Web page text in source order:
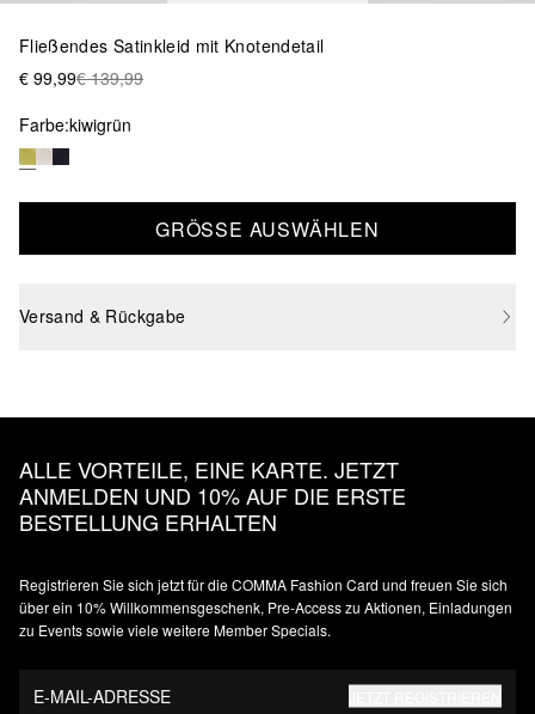
Fließendes Satinkleid mit Knotendetail
€ 99,99€ 139,99
Farbe:kiwigrün
GRÖSSE AUSWÄHLEN
Versand & Rückgabe
ALLE VORTEILE, EINE KARTE. JETZT
ANMELDEN UND 10% AUF DIE ERSTE
BESTELLUNG ERHALTEN
Registrieren Sie sich jetzt für die COMMA Fashion Card und freuen Sie sich
über ein 10% Willkommensgeschenk, Pre-Access zu Aktionen, Einladungen
zu Events sowie viele weitere Member Specials.
E-MAIL-ADRESSE